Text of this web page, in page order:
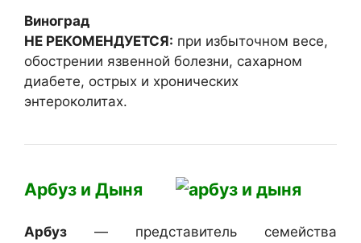
Виноград
НЕ РЕКОМЕНДУЕТСЯ: при избыточном весе,
обострении язвенной болезни, сахарном
диабете, острых и хронических
энтероколитах.
Арбуз и Дыня
Арбуз — представитель семейства